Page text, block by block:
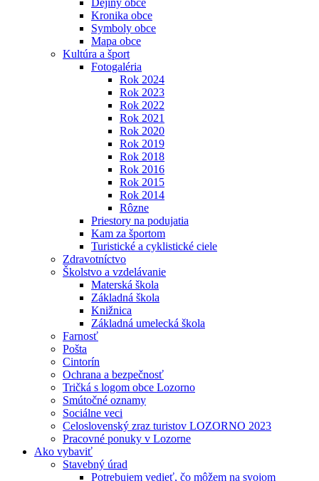
Dejiny obce
Kronika obce
Symboly obce
Mapa obce
Kultúra a šport
Fotogaléria
Rok 2024
Rok 2023
Rok 2022
Rok 2021
Rok 2020
Rok 2019
Rok 2018
Rok 2016
Rok 2015
Rok 2014
Rôzne
Priestory na podujatia
Kam za športom
Turistické a cyklistické ciele
Zdravotníctvo
Školstvo a vzdelávanie
Materská škola
Základná škola
Knižnica
Základná umelecká škola
Farnosť
Pošta
Cintorín
Ochrana a bezpečnosť
Tričká s logom obce Lozorno
Smútočné oznamy
Sociálne veci
Celoslovenský zraz turistov LOZORNO 2023
Pracovné ponuky v Lozorne
Ako vybaviť
Stavebný úrad
Potrebujem vedieť, čo môžem na svojom